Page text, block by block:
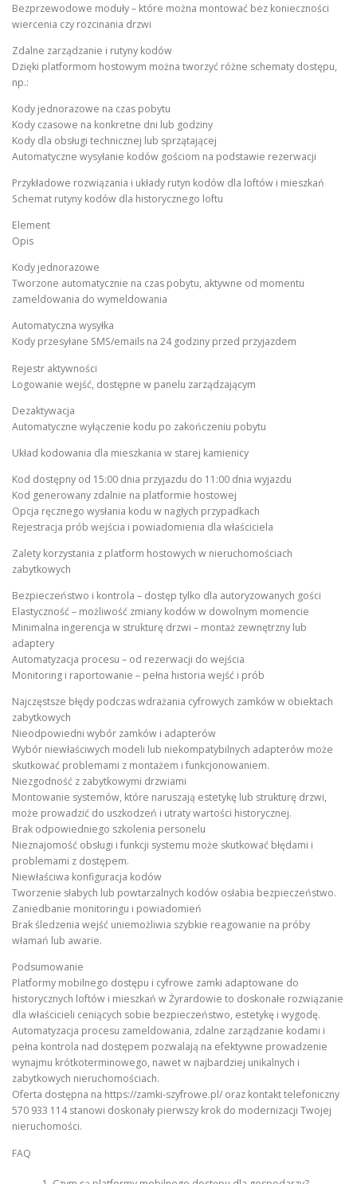
Bezprzewodowe moduły – które można montować bez konieczności
wiercenia czy rozcinania drzwi
Zdalne zarządzanie i rutyny kodów
Dzięki platformom hostowym można tworzyć różne schematy dostępu,
np.:
Kody jednorazowe na czas pobytu
Kody czasowe na konkretne dni lub godziny
Kody dla obsługi technicznej lub sprzątającej
Automatyczne wysyłanie kodów gościom na podstawie rezerwacji
Przykładowe rozwiązania i układy rutyn kodów dla loftów i mieszkań
Schemat rutyny kodów dla historycznego loftu
Element
Opis
Kody jednorazowe
Tworzone automatycznie na czas pobytu, aktywne od momentu
zameldowania do wymeldowania
Automatyczna wysyłka
Kody przesyłane SMS/emails na 24 godziny przed przyjazdem
Rejestr aktywności
Logowanie wejść, dostępne w panelu zarządzającym
Dezaktywacja
Automatyczne wyłączenie kodu po zakończeniu pobytu
Układ kodowania dla mieszkania w starej kamienicy
Kod dostępny od 15:00 dnia przyjazdu do 11:00 dnia wyjazdu
Kod generowany zdalnie na platformie hostowej
Opcja ręcznego wysłania kodu w nagłych przypadkach
Rejestracja prób wejścia i powiadomienia dla właściciela
Zalety korzystania z platform hostowych w nieruchomościach
zabytkowych
Bezpieczeństwo i kontrola – dostęp tylko dla autoryzowanych gości
Elastyczność – możliwość zmiany kodów w dowolnym momencie
Minimalna ingerencja w strukturę drzwi – montaż zewnętrzny lub
adaptery
Automatyzacja procesu – od rezerwacji do wejścia
Monitoring i raportowanie – pełna historia wejść i prób
Najczęstsze błędy podczas wdrażania cyfrowych zamków w obiektach
zabytkowych
Nieodpowiedni wybór zamków i adapterów
Wybór niewłaściwych modeli lub niekompatybilnych adapterów może
skutkować problemami z montażem i funkcjonowaniem.
Niezgodność z zabytkowymi drzwiami
Montowanie systemów, które naruszają estetykę lub strukturę drzwi,
może prowadzić do uszkodzeń i utraty wartości historycznej.
Brak odpowiedniego szkolenia personelu
Nieznajomość obsługi i funkcji systemu może skutkować błędami i
problemami z dostępem.
Niewłaściwa konfiguracja kodów
Tworzenie słabych lub powtarzalnych kodów osłabia bezpieczeństwo.
Zaniedbanie monitoringu i powiadomień
Brak śledzenia wejść uniemożliwia szybkie reagowanie na próby
włamań lub awarie.
Podsumowanie
Platformy mobilnego dostępu i cyfrowe zamki adaptowane do
historycznych loftów i mieszkań w Żyrardowie to doskonałe rozwiązanie
dla właścicieli ceniących sobie bezpieczeństwo, estetykę i wygodę.
Automatyzacja procesu zameldowania, zdalne zarządzanie kodami i
pełna kontrola nad dostępem pozwalają na efektywne prowadzenie
wynajmu krótkoterminowego, nawet w najbardziej unikalnych i
zabytkowych nieruchomościach.
Oferta dostępna na https://zamki-szyfrowe.pl/ oraz kontakt telefoniczny
570 933 114 stanowi doskonały pierwszy krok do modernizacji Twojej
nieruchomości.
FAQ